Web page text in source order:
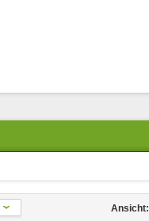
Ansicht: